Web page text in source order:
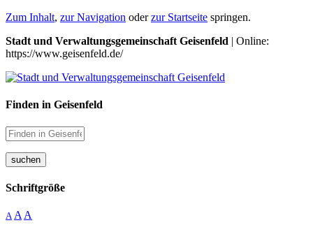
Zum Inhalt, zur Navigation oderzur Startseite springen.
Stadt und Verwaltungsgemeinschaft Geisenfeld | Online:
https://www.geisenfeld.de/
Finden in Geisenfeld
suchen
Schriftgröße
A A A